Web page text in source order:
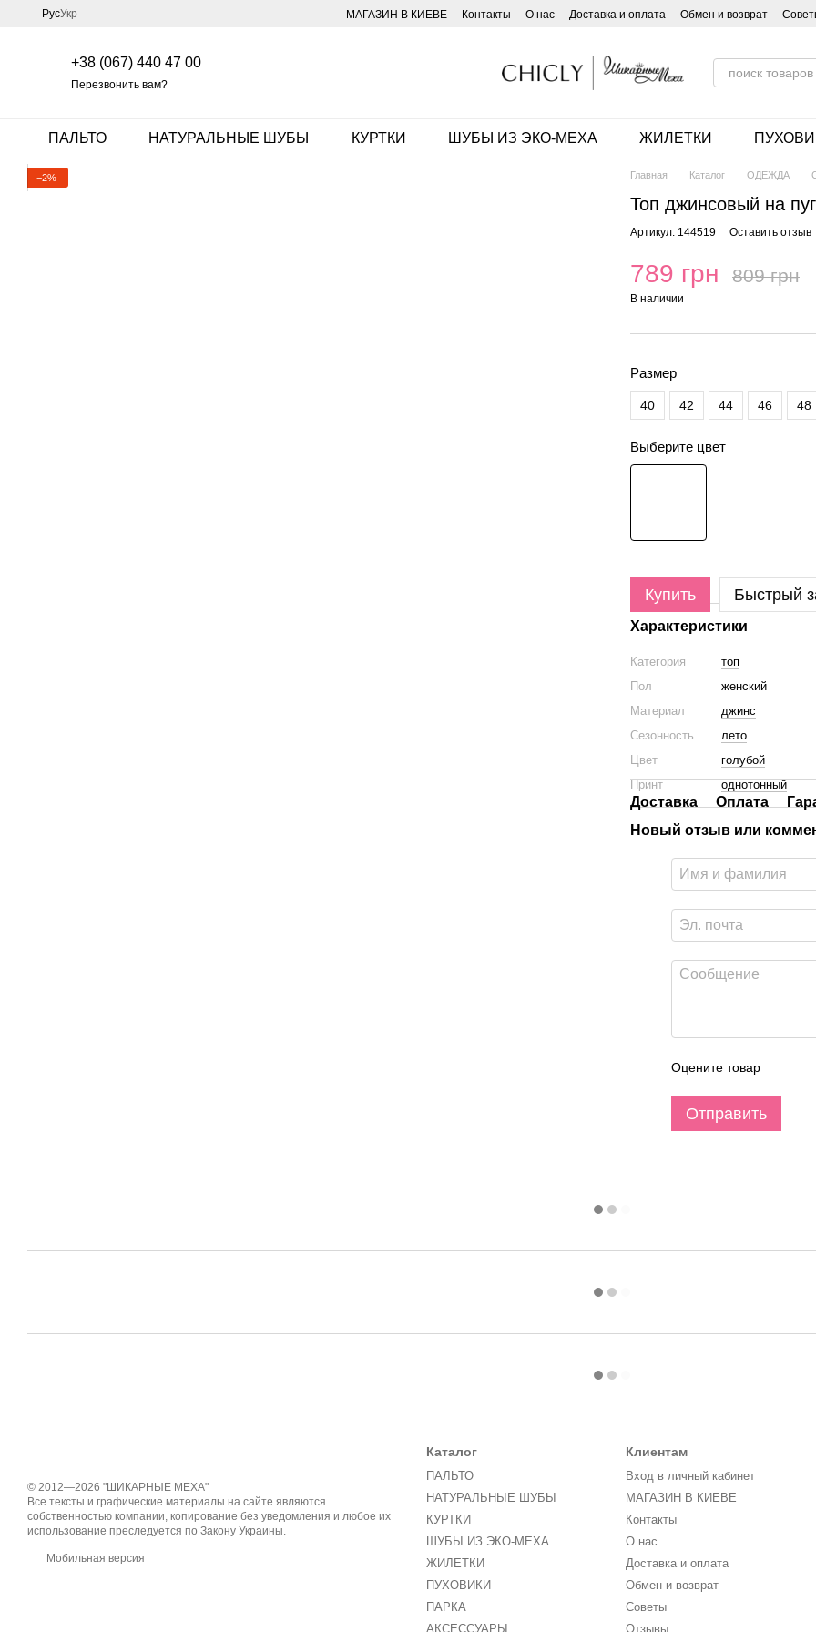
Перейти к основному контенту
РусУкр МАГАЗИН В КИЕВЕ Контакты О нас Доставка и оплата Обмен и возврат
+38 (067) 440 47 00
Перезвонить вам?
ПАЛЬТО НАТУРАЛЬНЫЕ ШУБЫ КУРТКИ ШУБЫ ИЗ ЭКО-МЕХА ЖИЛЕТКИ
−2% Главная Каталог ОДЕЖДА
Топ джинсовый на
Артикул: 144519 Оставить отзыв
789 грн 809 грн
В наличии
Размер
40 42 44 46 48
Выберите цвет
Купить Быстрый
Характеристики
Категория
топ
Пол
женский
Материал
джинс
Сезонность
лето
Цвет
голубой
Принт
однотонный
Доставка Оплата
Новый отзыв или
Оцените товар
Отправить
© 2012—2026 "ШИКАРНЫЕ МЕХА"
Все тексты и графические материалы на сайте являются
собственностью компании, копирование без уведомления и любое их
использование преследуется по Закону Украины.
Мобильная версия
Каталог
ПАЛЬТО
НАТУРАЛЬНЫЕ ШУБЫ
КУРТКИ
ШУБЫ ИЗ ЭКО-МЕХА
ЖИЛЕТКИ
ПУХОВИКИ
ПАРКА
АКСЕССУАРЫ
Клиентам
Вход в личный кабинет
МАГАЗИН В КИЕВЕ
Контакты
О нас
Доставка и оплата
Обмен и возврат
Советы
Отзывы